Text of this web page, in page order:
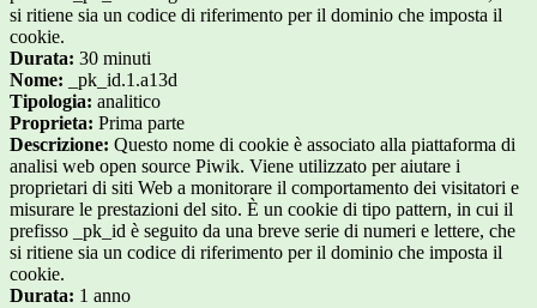
si ritiene sia un codice di riferimento per il dominio che imposta il
cookie.
Durata: 30 minuti
Nome: _pk_id.1.a13d
Tipologia: analitico
Proprieta: Prima parte
Descrizione: Questo nome di cookie è associato alla piattaforma di
analisi web open source Piwik. Viene utilizzato per aiutare i
proprietari di siti Web a monitorare il comportamento dei visitatori e
misurare le prestazioni del sito. È un cookie di tipo pattern, in cui il
prefisso _pk_id è seguito da una breve serie di numeri e lettere, che
si ritiene sia un codice di riferimento per il dominio che imposta il
cookie.
Durata: 1 anno